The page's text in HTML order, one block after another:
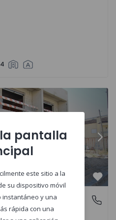
4
Pinhal General - 1575229 - 1
pantalla
este sitio a la
su dispositivo móvil
instantáneo y una
rápida con una